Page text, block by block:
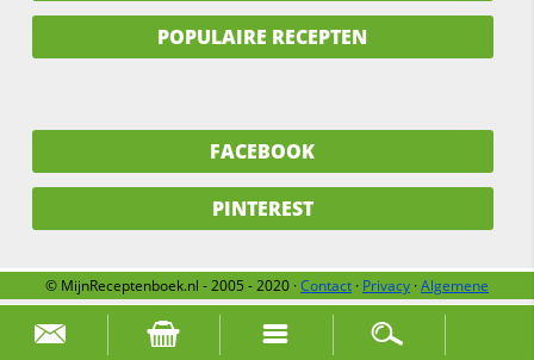
Zoek naar:
POPULAIRE RECEPTEN
FACEBOOK
PINTEREST
© MijnReceptenboek.nl - 2005 - 2020 ·Contact · Privacy ·Algemene
voorwaarden
Over ons